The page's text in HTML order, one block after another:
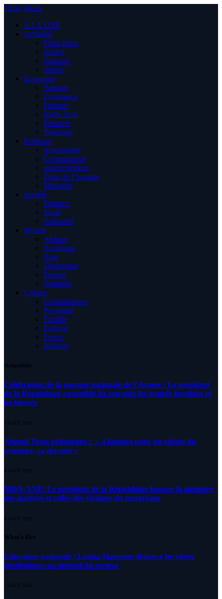
Close Menu
A LA UNE
Actualité
Flash Infos
Justice
National
Sports
Economie
Banque
Commerce
Finance
High-Tech
Industrie
Tourisme
Politique
Association
Communiqué
gouvernement
Droit de l’homme
Ministère
Société
Enfance
Santé
Solidarité
Monde
Afrique
Amérique
Asie
Diplomatie
Europe
Australia
Culture
Condoléances
Proximité
Famille
Podcast
Livres
Histoire
Actualités
Célébration de la journée nationale de l’Armée : Le président
de la République rassemble les retraités,les grands invalides et
les blessés
5 AOÛT 2026
Ahmed Tessa pédagogue : » 4 langues pour un enfant du
primaire, ça déroute «
4 AOÛT 2026
MDN-ANP: Le président de la République honore la mémoire
des martyrs et celles des victimes du terrorisme
4 AOÛT 2026
What's Hot
Education nationale : Louisa Hanoune dénonce les visées
idéologiques au dépend du secteur
7 AOÛT 2026